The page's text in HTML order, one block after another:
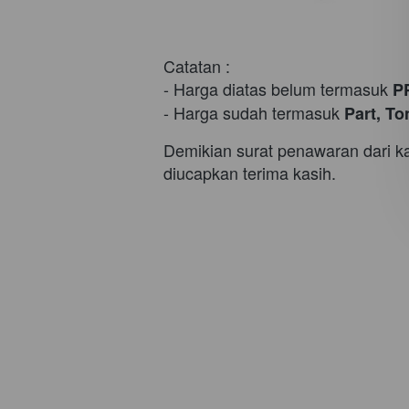
Catatan :
- Harga diatas belum termasuk
- Harga sudah termasuk Part,
Demikian surat penawaran dari
diucapkan terima kasih.